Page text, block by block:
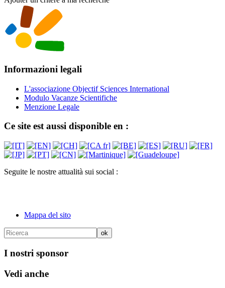
Informazioni legali
L'associazione Objectif Sciences International
Modulo Vacanze Scientifiche
Menzione Legale
Ce site est aussi disponible en :
Seguite le nostre attualità sui social :
Mappa del sito
I nostri sponsor
Vedi anche